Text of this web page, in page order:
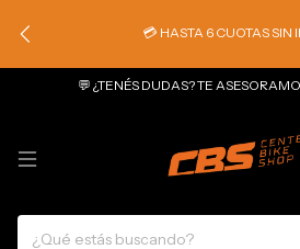
💳 HASTA 6 CUOTAS SIN
💬 ¿TENÉS DUDAS? TE